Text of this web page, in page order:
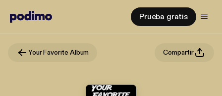
Prueba gratis
Your Favorite Album Compartir